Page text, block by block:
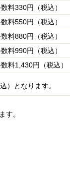
料330円（税込）
料550円（税込）
料880円（税込）
料990円（税込）
料1,430円（税込）
）となります。
す。